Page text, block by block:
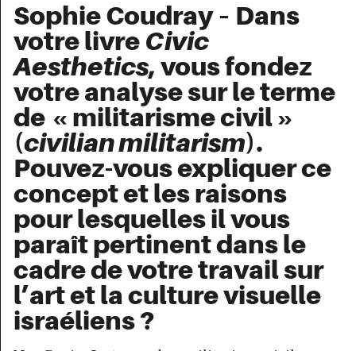
Sophie Coudray – Dans
votre livre Civic
Aesthetics, vous fondez
votre analyse sur le terme
de « militarisme civil »
(civilian militarism).
Pouvez-vous expliquer ce
concept et les raisons
pour lesquelles il vous
paraît pertinent dans le
cadre de votre travail sur
l’art et la culture visuelle
israéliens ?